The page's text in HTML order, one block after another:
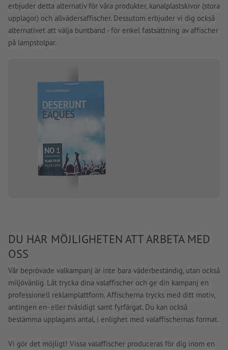
erbjuder detta alternativ för våra produkter, kanalplastskivor (stora
upplagor) och allvädersaffischer. Dessutom erbjuder vi dig också
alternativet att välja buntband - för enkel fastsättning av affischer
på lampstolpar.
DU HAR MÖJLIGHETEN ATT ARBETA MED
OSS
Vår beprövade valkampanj är inte bara väderbeständig, utan också
miljövänlig. Låt trycka dina valaffischer och ge din kampanj en
professionell reklamplattform. Affischerna trycks med ditt motiv,
antingen en- eller tvåsidigt samt fyrfärgat. Du kan också
bestämma upplagans antal, i enlighet med valaffischernas format.
Vi gör det möjligt! Vissa valaffischer produceras för dig inom en